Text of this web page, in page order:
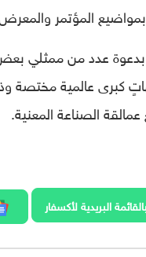
المؤتمر
عدد من ممثلي بعض
كبرى عالمية مختصة
الصناعة المعنية.
البريدية لأكسفار